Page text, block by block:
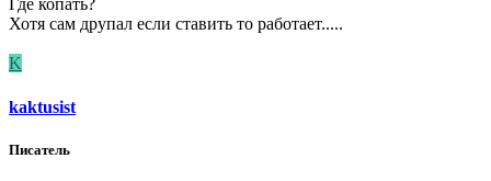
Где копать?
Хотя сам друпал если ставить то работает.....
K
kaktusist
Писатель